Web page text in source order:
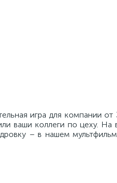
игра для компании
ваши коллеги по цеху.
– в нашем